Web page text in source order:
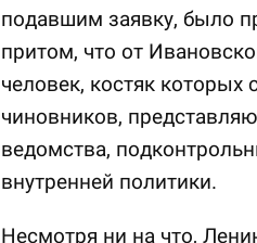
подавшим заявку, было
притом, что от
человек, костяк
чиновников,
ведомства,
внутренней политики.
Несмотря ни на что,